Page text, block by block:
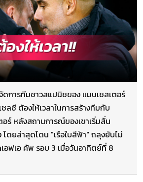
ดการทีมชาวสแปนิชของ แมนเชสเตอร์
ลซี ต้องให้เวลาในการสร้างทีมกับ
ร์ หลังสถานการณ์ของเขาเริ่มสั่น
โดยล่าสุดโดน "เรือใบสีฟ้า" ถลุงยับไม่
ฟเอ คัพ รอบ 3 เมื่อวันอาทิตย์ที่ 8